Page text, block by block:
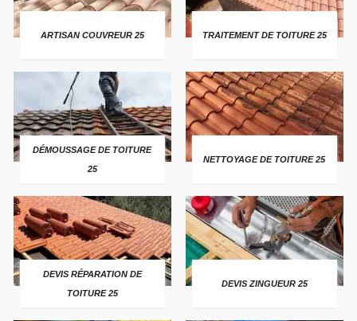
ARTISAN COUVREUR 25 TRAITEMENT DE TOITURE 25
DÉMOUSSAGE DE TOITURE
25
NETTOYAGE DE TOITURE 25
DEVIS RÉPARATION DE
TOITURE 25
DEVIS ZINGUEUR 25